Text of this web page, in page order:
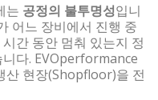
는 공정의 불투명성입니
어느 장비에서 진행 중
간 동안 멈춰 있는지 정
다. EVOperformance
산 현장(Shopfloor)을 전